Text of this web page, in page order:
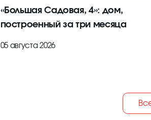
«Большая Садовая, 4»: дом,
построенный за три месяца
05 августа 2026